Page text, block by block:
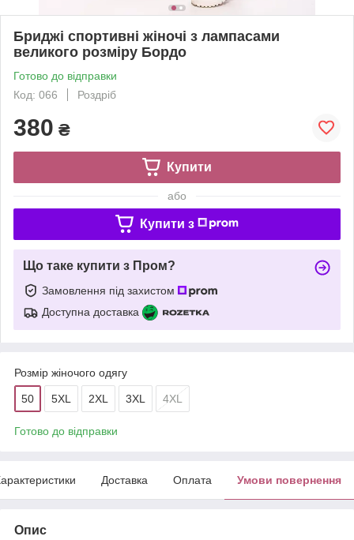
Бриджі спортивні жіночі з лампасами
великого розміру Бордо
Готово до відправки
Код: 066
Роздріб
380 ₴
Купити
або
Купити з
Що таке купити з Пром?
Замовлення під захистом
Доступна доставка
Розмір жіночого одягу
50 5XL 2XL 3XL 4XL
Готово до відправки
Доставка Оплата Умови повернення
Опис